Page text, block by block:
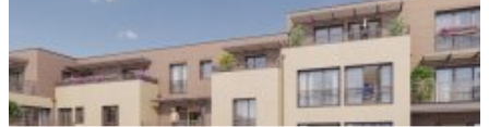
À PARTIR DE 622 900,00 €